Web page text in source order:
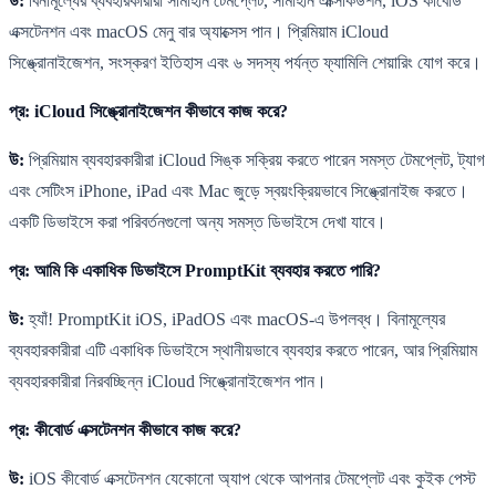
এক্সটেনশন এবং macOS মেনু বার অ্যাক্সেস পান। প্রিমিয়াম iCloud
সিঙ্ক্রোনাইজেশন, সংস্করণ ইতিহাস এবং ৬ সদস্য পর্যন্ত ফ্যামিলি শেয়ারিং যোগ করে।
প্র: iCloud সিঙ্ক্রোনাইজেশন কীভাবে কাজ করে?
উ: প্রিমিয়াম ব্যবহারকারীরা iCloud সিঙ্ক সক্রিয় করতে পারেন সমস্ত টেমপ্লেট, ট্যাগ
এবং সেটিংস iPhone, iPad এবং Mac জুড়ে স্বয়ংক্রিয়ভাবে সিঙ্ক্রোনাইজ করতে।
একটি ডিভাইসে করা পরিবর্তনগুলো অন্য সমস্ত ডিভাইসে দেখা যাবে।
প্র: আমি কি একাধিক ডিভাইসে PromptKit ব্যবহার করতে পারি?
উ: হ্যাঁ! PromptKit iOS, iPadOS এবং macOS-এ উপলব্ধ। বিনামূল্যের
ব্যবহারকারীরা এটি একাধিক ডিভাইসে স্থানীয়ভাবে ব্যবহার করতে পারেন, আর প্রিমিয়াম
ব্যবহারকারীরা নিরবচ্ছিন্ন iCloud সিঙ্ক্রোনাইজেশন পান।
প্র: কীবোর্ড এক্সটেনশন কীভাবে কাজ করে?
উ: iOS কীবোর্ড এক্সটেনশন যেকোনো অ্যাপ থেকে আপনার টেমপ্লেট এবং কুইক পেস্ট